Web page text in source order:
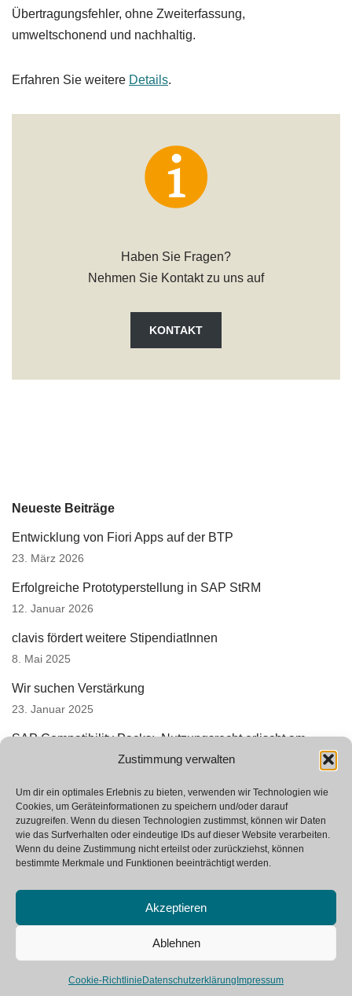
Zustimmung verwalten
Um dir ein optimales Erlebnis zu bieten, verwenden wir Technologien wie
Cookies, um Geräteinformationen zu speichern und/oder darauf
zuzugreifen. Wenn du diesen Technologien zustimmst, können wir Daten
wie das Surfverhalten oder eindeutige IDs auf dieser Website verarbeiten.
Wenn du deine Zustimmung nicht erteilst oder zurückziehst, können
bestimmte Merkmale und Funktionen beeinträchtigt werden.
Akzeptieren
Ablehnen
Cookie-Richtlinie Datenschutzerklärung Impressum
Übertragungsfehler, ohne Zweiterfassung,
umweltschonend und nachhaltig.
Erfahren Sie weitere Details.
Haben Sie Fragen?
Nehmen Sie Kontakt zu uns auf
KONTAKT
Neueste Beiträge
Entwicklung von Fiori Apps auf der BTP
23. März 2026
Erfolgreiche Prototyperstellung in SAP StRM
12. Januar 2026
clavis fördert weitere StipendiatInnen
8. Mai 2025
Wir suchen Verstärkung
23. Januar 2025
SAP Compatibility Packs: Nutzungsrecht erlischt am
Datenschutzerklärung